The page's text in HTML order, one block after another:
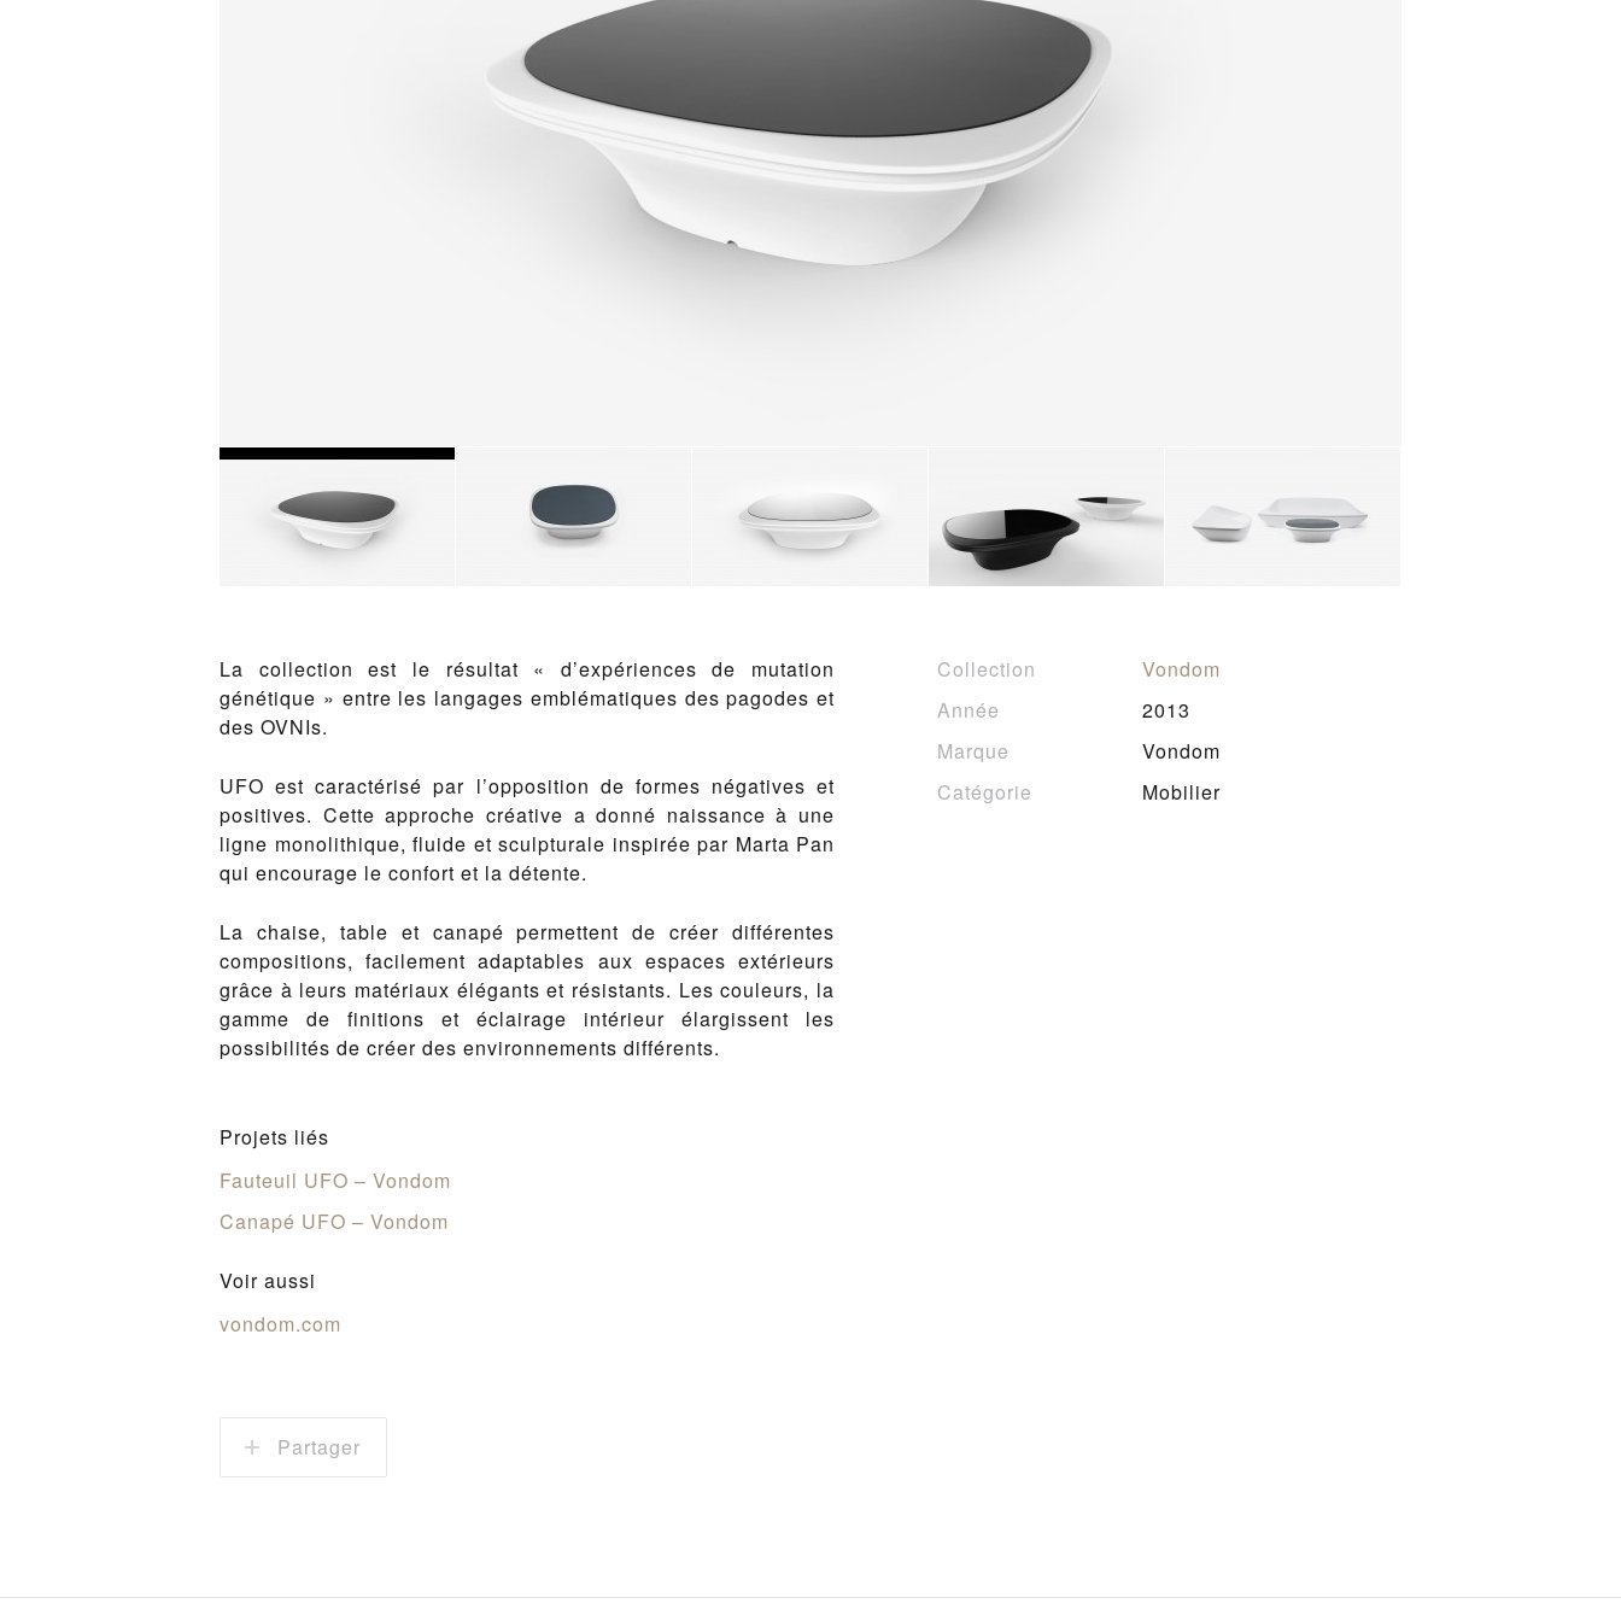
La collection est le résultat « d’expériences de mutation
génétique » entre les langages emblématiques des pagodes et
des OVNIs.
UFO est caractérisé par l’opposition de formes négatives et
positives. Cette approche créative a donné naissance à une
ligne monolithique, fluide et sculpturale inspirée par Marta Pan
qui encourage le confort et la détente.
La chaise, table et canapé permettent de créer différentes
compositions, facilement adaptables aux espaces extérieurs
grâce à leurs matériaux élégants et résistants. Les couleurs, la
gamme de finitions et éclairage intérieur élargissent les
possibilités de créer des environnements différents.
Projets liés
Fauteuil UFO – Vondom
Canapé UFO – Vondom
Voir aussi
vondom.com
Collection
Vondom
Année
2013
Marque
Vondom
Catégorie
Mobilier
Partager